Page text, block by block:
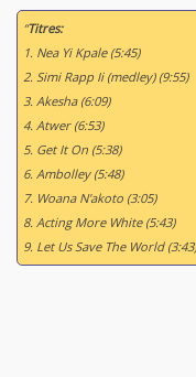
“Titres:
1. Nea Yi Kpale (5:45)
2. Simi Rapp Ii (medley) (9:55)
3. Akesha (6:09)
4. Atwer (6:53)
5. Get It On (5:38)
6. Ambolley (5:48)
7. Woana N'akoto (3:05)
8. Acting More White (5:43)
9. Let Us Save The World